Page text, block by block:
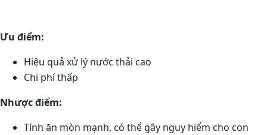
Ưu điểm:
Hiệu quả xử lý nước thải cao
Chi phí thấp
Nhược điểm:
Tính ăn mòn mạnh, có thể gây nguy hiểm cho con